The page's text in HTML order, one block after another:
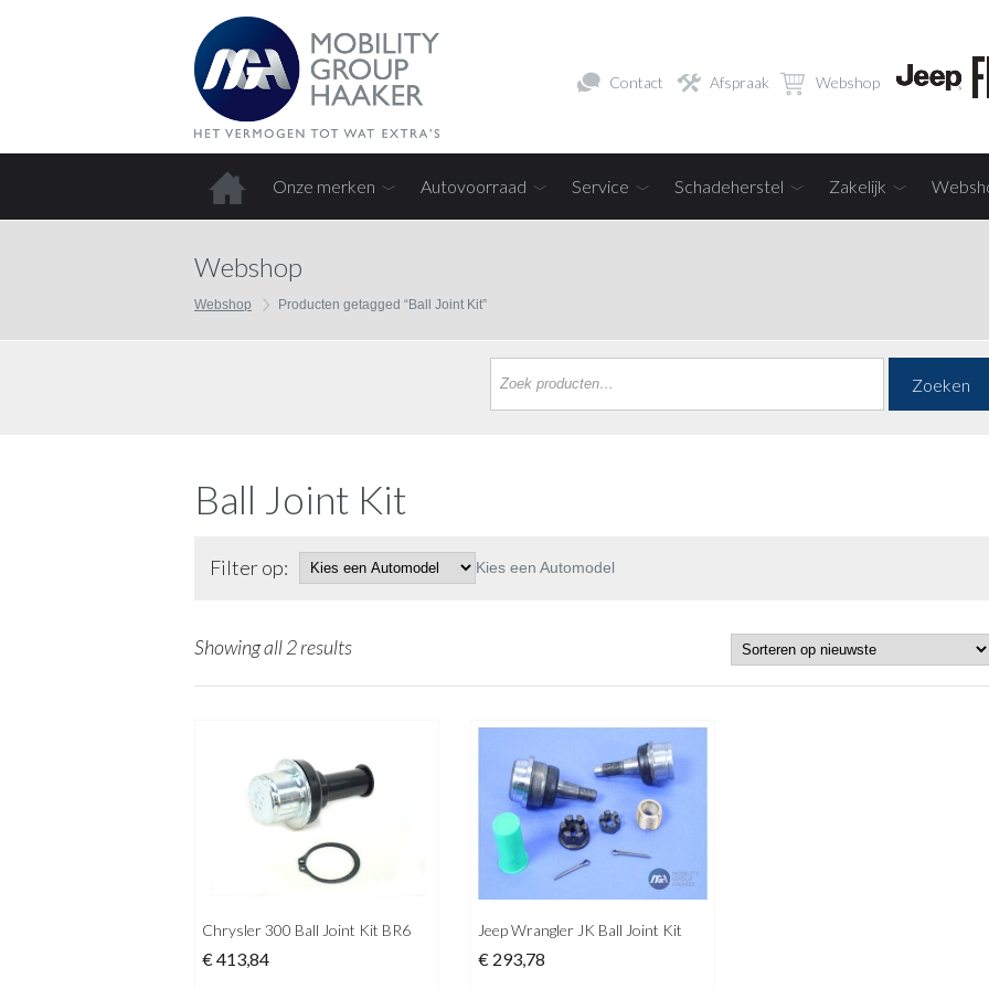
Contact Afspraak Webshop
Onze merken Autovoorraad Service Schadeherstel Zakelijk
Webshop
Webshop Producten getagged “Ball Joint Kit”
Zoeken
Ball Joint Kit
Filter op: Kies een Automodel
Showing all 2 results
Chrysler 300 Ball Joint Kit BR6
€413,84
Jeep Wrangler JK Ball Joint Kit
€ 293,78